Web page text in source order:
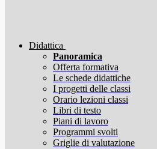
Didattica
Panoramica
Offerta formativa
Le schede didattiche
I progetti delle classi
Orario lezioni classi
Libri di testo
Piani di lavoro
Programmi svolti
Griglie di valutazione